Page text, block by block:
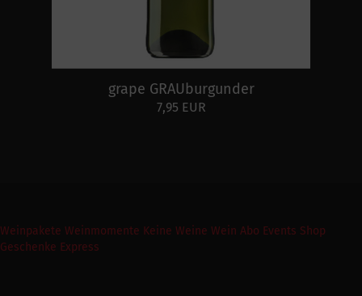
grape GRAUburgunder
7,95 EUR
Weinpakete Weinmomente Keine Weine Wein Abo Events Shop
Geschenke Express